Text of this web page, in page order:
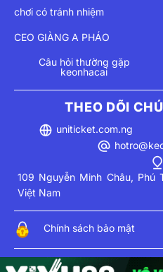
chơi có tránh nhiệm
CEO GIÀNG A PHÁO
Câu hỏi thường gặp
keonhacai
THEO DÕI
uniticket.com.ng
109 Nguyễn Minh Châu, Phú
Việt Nam
Chính sách bảo mật
© 2026 Bản quyền